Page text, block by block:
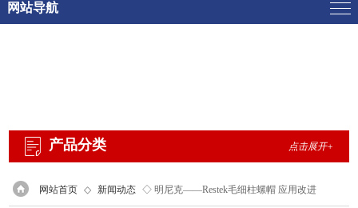
网站导航
产品分类 点击展开+
网站首页 ◇ 新闻动态 ◇ 明尼克——Restek毛细柱螺帽 应用改进